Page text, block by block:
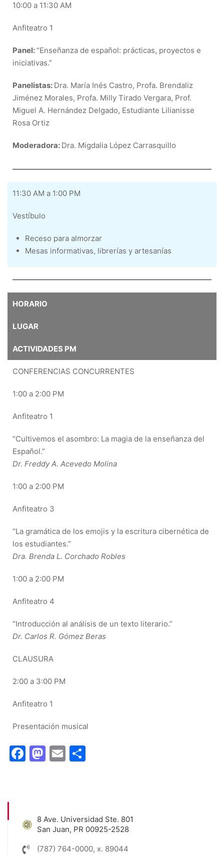
10:00 a 11:30 AM
Anfiteatro 1
Panel:“Enseñanza de español: prácticas, proyectos e
iniciativas.”
Panelistas: Dra. María Inés Castro, Profa. Brendaliz
Jiménez Morales, Profa. Milly Tirado Vergara, Prof.
Miguel A. Hernández Delgado, Estudiante Lilianisse
Rosa Ortiz
Moderadora: Dra. Migdalia López Carrasquillo
11:30 AM a 1:00 PM
Vestíbulo
Receso para almorzar
Mesas informativas, librerías y artesanías
HORARIO
LUGAR
ACTIVIDADES PM
CONFERENCIAS CONCURRENTES
1:00 a 2:00 PM
Anfiteatro 1
“Cultivemos el asombro: La magia de la enseñanza del
Español.”
Dr. Freddy A. Acevedo Molina
1:00 a 2:00 PM
Anfiteatro 3
“La gramática de los emojis y la escritura cibernética de
los estudiantes.”
Dra. Brenda L. Corchado Robles
1:00 a 2:00 PM
Anfiteatro 4
“Introducción al análisis de un texto literario.”
Dr. Carlos R. Gómez Beras
CLAUSURA
2:00 a 3:00 PM
Anfiteatro 1
Presentación musical
Facebook
Mastodon
Email
8 Ave. Universidad Ste. 801
San Juan, PR 00925-2528
(787) 764-0000, x. 89044